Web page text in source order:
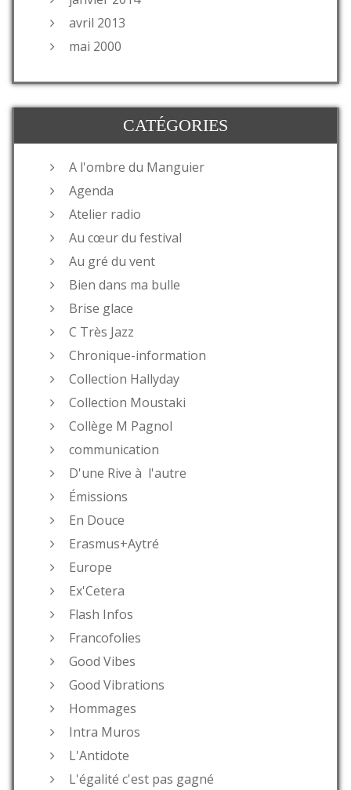
avril 2013
mai 2000
CATÉGORIES
A l'ombre du Manguier
Agenda
Atelier radio
Au cœur du festival
Au gré du vent
Bien dans ma bulle
Brise glace
C Très Jazz
Chronique-information
Collection Hallyday
Collection Moustaki
Collège M Pagnol
communication
D'une Rive à l'autre
Émissions
En Douce
Erasmus+Aytré
Europe
Ex'Cetera
Flash Infos
Francofolies
Good Vibes
Good Vibrations
Hommages
Intra Muros
L'Antidote
L'égalité c'est pas gagné